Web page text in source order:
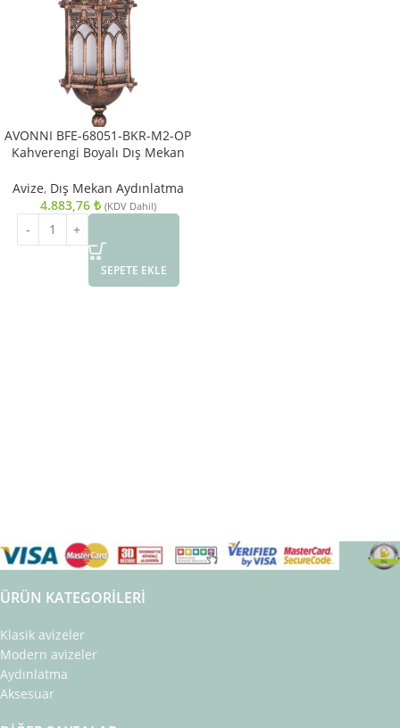
AVONNI BFE-68051-BKR-M2-OP
Kahverengi Boyalı Dış Mekan
Polikarbon Cam 15cm
Avize, Dış Mekan Aydınlatma
4.883,76 ₺ (KDV Dahil)
SEPETE EKLE
ÜRÜN KATEGORILERI
Klasik avizeler
Modern avizeler
Aydınlatma
Aksesuar